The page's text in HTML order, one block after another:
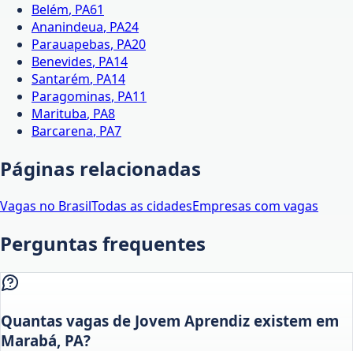
Belém, PA61
Ananindeua, PA24
Parauapebas, PA20
Benevides, PA14
Santarém, PA14
Paragominas, PA11
Marituba, PA8
Barcarena, PA7
Páginas relacionadas
Vagas no BrasilTodas as cidadesEmpresas com vagas
Perguntas frequentes
Quantas vagas de Jovem Aprendiz existem em
Marabá, PA?